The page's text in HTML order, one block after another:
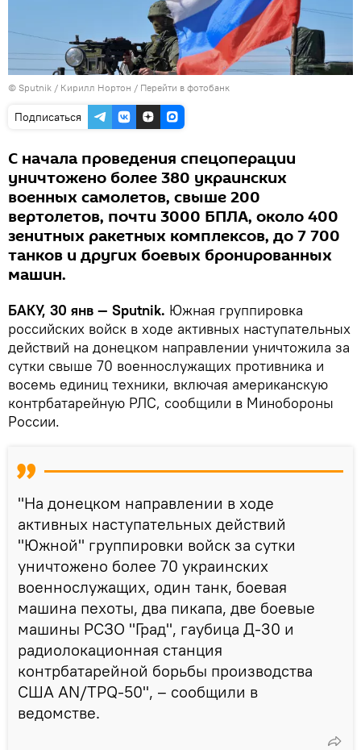
© Sputnik / Кирилл Нортон / Перейти в фотобанк
Подписаться
С начала проведения спецоперации
уничтожено более 380 украинских
военных самолетов, свыше 200
вертолетов, почти 3000 БПЛА, около 400
зенитных ракетных комплексов, до 7 700
танков и других боевых бронированных
машин.
БАКУ, 30 янв — Sputnik. Южная группировка
российских войск в ходе активных наступательных
действий на донецком направлении уничтожила за
сутки свыше 70 военнослужащих противника и
восемь единиц техники, включая американскую
контрбатарейную РЛС, сообщили в Минобороны
России.
"На донецком направлении в ходе
активных наступательных действий
"Южной" группировки войск за сутки
уничтожено более 70 украинских
военнослужащих, один танк, боевая
машина пехоты, два пикапа, две боевые
машины РСЗО "Град", гаубица Д-30 и
радиолокационная станция
контрбатарейной борьбы производства
США AN/TPQ-50", – сообщили в
ведомстве.